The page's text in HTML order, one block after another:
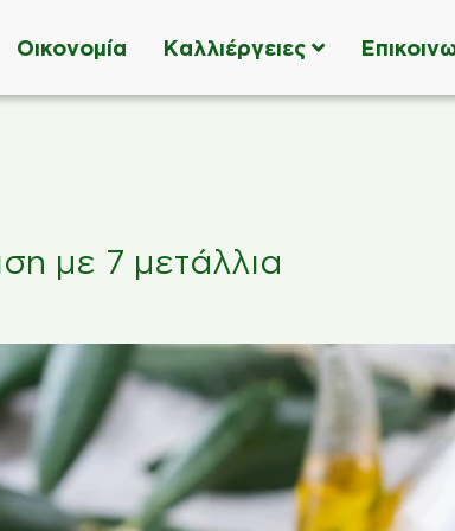
Οικονομία Καλλιέργειες
με 7 μετάλλια